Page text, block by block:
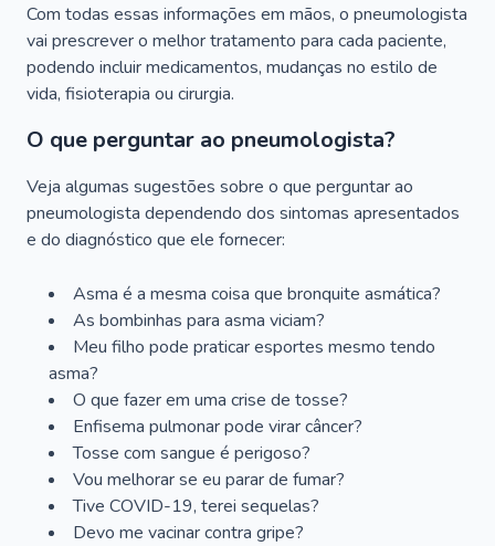
Com todas essas informações em mãos, o pneumologista
vai prescrever o melhor tratamento para cada paciente,
podendo incluir medicamentos, mudanças no estilo de
vida, fisioterapia ou cirurgia.
O que perguntar ao pneumologista?
Veja algumas sugestões sobre o que perguntar ao
pneumologista dependendo dos sintomas apresentados
e do diagnóstico que ele fornecer:
Asma é a mesma coisa que bronquite asmática?
As bombinhas para asma viciam?
Meu filho pode praticar esportes mesmo tendo
asma?
O que fazer em uma crise de tosse?
Enfisema pulmonar pode virar câncer?
Tosse com sangue é perigoso?
Vou melhorar se eu parar de fumar?
Tive COVID-19, terei sequelas?
Devo me vacinar contra gripe?